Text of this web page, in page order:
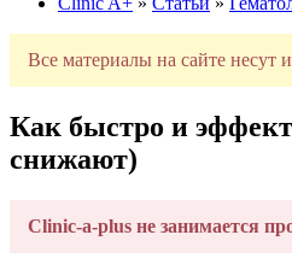
Все материалы на сайте несут
Как быстро и
снижают)
Clinic-a-plus не занимается